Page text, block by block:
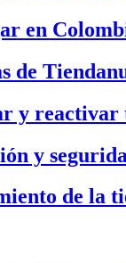
en
de
y reactivar
y
de la